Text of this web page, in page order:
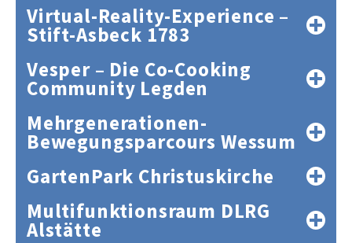
Virtual-Reality-Experience –
Stift-Asbeck 1783
Vesper – Die Co-Cooking
Community Legden
Mehrgenerationen-
Bewegungsparcours Wessum
GartenPark Christuskirche
Multifunktionsraum DLRG
Alstätte